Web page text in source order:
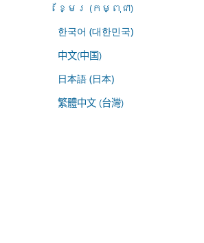
ខ្មែរ (កម្ពុជា)
한국어 (대한민국)
中文(中国)
日本語 (日本)
繁體中文 (台灣)